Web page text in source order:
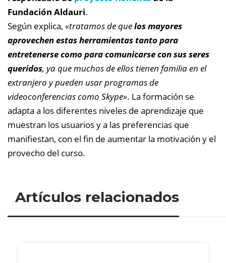
Fundación Aldauri.
Según explica, «tratamos de quelos mayores
aprovechen estas herramientas tanto para
entretenerse como para comunicarse con sus seres
queridos, ya que muchos de ellos tienen familia en el
extranjero y pueden usar programas de
videoconferencias como Skype». La formación se
adapta a los diferentes niveles de aprendizaje que
muestran los usuarios y a las preferencias que
manifiestan, con el fin de aumentar la motivación y el
provecho del curso.
Artículos relacionados